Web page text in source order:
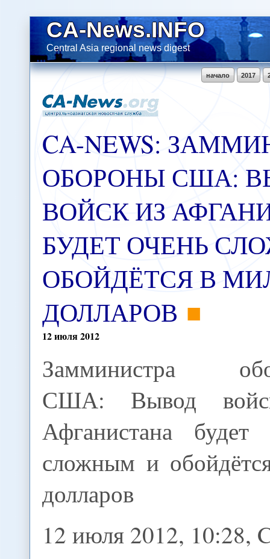
CA-News.INFO
Central Asia regional news digest
2017
начало
CA-NEWS:
ОБОРОНЫ США:
ВОЙСК ИЗ
БУДЕТ ОЧЕНЬ
ОБОЙДЁТСЯ В
ДОЛЛАРОВ
12июля2012
Замминистра
США: Вывод
Афганистана будет
сложным и
долларов
12 июля 2012, 10:28,